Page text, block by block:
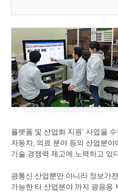
플랫폼 및 산업화 지원’ 사업을
자동차, 의료 분야 등의 산업분
기술 경쟁력 제고에 노력하고 있
광통신 산업뿐만 아니라 정보가
가능한 타 산업분야 까지 광응용